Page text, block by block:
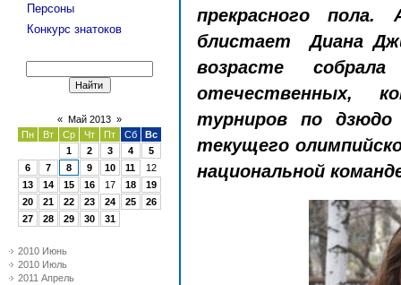
Персоны
Конкурс знатоков
« Май 2013 »
Пн
Вт Ср Чт Пт Сб
Вс
1
2 3 4
5
6
7 8 9 10 11
12
13
14 15 16 17 18
19
20
21 22 23 24 25
26
27
28 29 30 31
2010 Июнь
2010 Июль
2011 Апрель
прекрасного
блистает Диана
возрасте
отечественных,
турниров по
текущего
национальной